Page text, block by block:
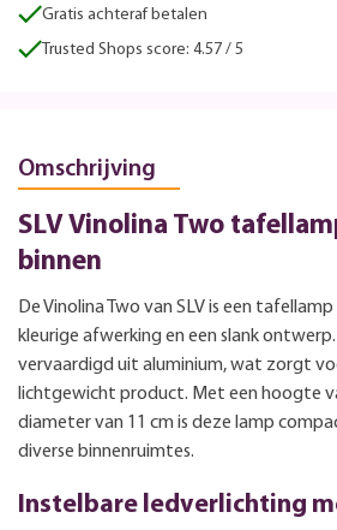
Gratis achteraf betalen
Trusted Shops score: 4.57 / 5
Omschrijving
SLV Vinolina Two
binnen
De Vinolina Two van SLV is een
kleurige afwerking en een slank
vervaardigd uit aluminium, wat zorgt
lichtgewicht product. Met een hoogte
diameter van 11 cm is deze lamp
diverse binnenruimtes.
Instelbare ledverlichting